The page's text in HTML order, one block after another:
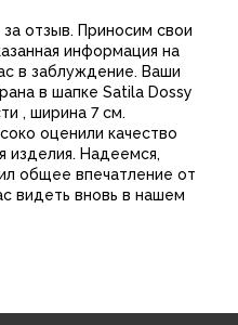
она сверх
с хорошим объёмом
лоб и не
активном движении. А
без лысины.
оценку товара.
отзыв. Приносим свои
информация на
в заблуждение. Ваши
в шапке Satila Dossy
, ширина 7 см.
оценили качество
изделия. Надеемся,
общее впечатление от
видеть вновь в нашем